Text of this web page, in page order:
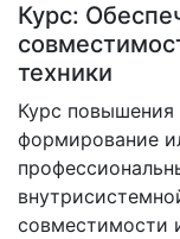
Курс:
техники
Курс повышения
формирование
совместимости